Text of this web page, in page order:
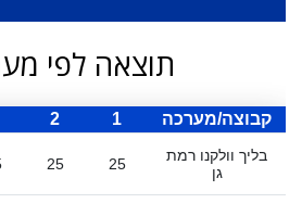
תוצאה לפי
קבוצה/מערכה 1
2
בליך וולקנו רמת
גן
25
25